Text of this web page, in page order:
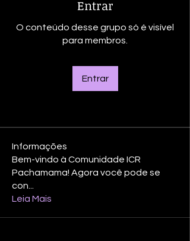
Entrar
O conteúdo desse grupo só é visível
para membros.
Entrar
Informações
Bem-vindo à Comunidade ICR
Pachamama! Agora você pode se
con
Leia Mais